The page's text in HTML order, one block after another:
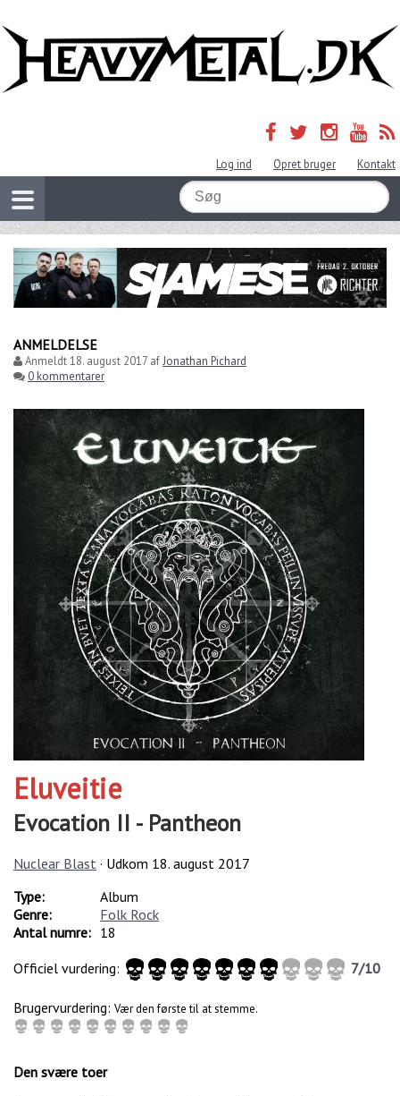
Log ind Opret bruger Kontakt
ANMELDELSE
Anmeldt18. august 2017 afJonathan Pichard
0 kommentarer
Eluveitie
Evocation II - Pantheon
Nuclear Blast · Udkom 18. august 2017
Type:
Album
Genre:
Folk Rock
Antal numre: 18
Officiel vurdering:
7/10
Brugervurdering: Vær den første til at stemme.
Den svære toer